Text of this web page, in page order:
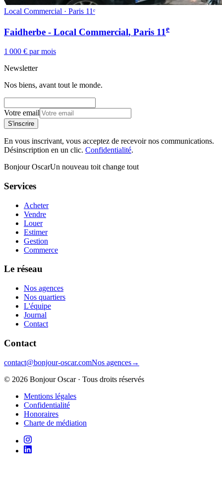
Local Commercial · Paris 11ᵉ
Faidherbe - Local Commercial, Paris 11e
1 000 € par mois
Newsletter
Nos biens, avant tout le monde.
Votre email
S'inscrire
En vous inscrivant, vous acceptez de recevoir nos communications.
Désinscription en un clic. Confidentialité.
Bonjour OscarUn nouveau toit change tout
Services
Acheter
Vendre
Louer
Estimer
Gestion
Commerce
Le réseau
Nos agences
Nos quartiers
L'équipe
Journal
Contact
Contact
contact@bonjour-oscar.comNos agences→
© 2026 Bonjour Oscar · Tous droits réservés
Mentions légales
Confidentialité
Honoraires
Charte de médiation